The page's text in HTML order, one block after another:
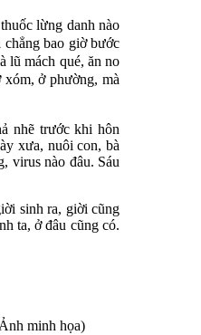
lừng danh nào
chẳng bao giờ bước
lũ mách qué, ăn no
ở phường, mà
nhẽ trước khi hôn
xưa, nuôi con, bà
virus nào đâu. Sáu
sinh ra, giời cũng
ta, ở đâu cũng có.
minh họa)